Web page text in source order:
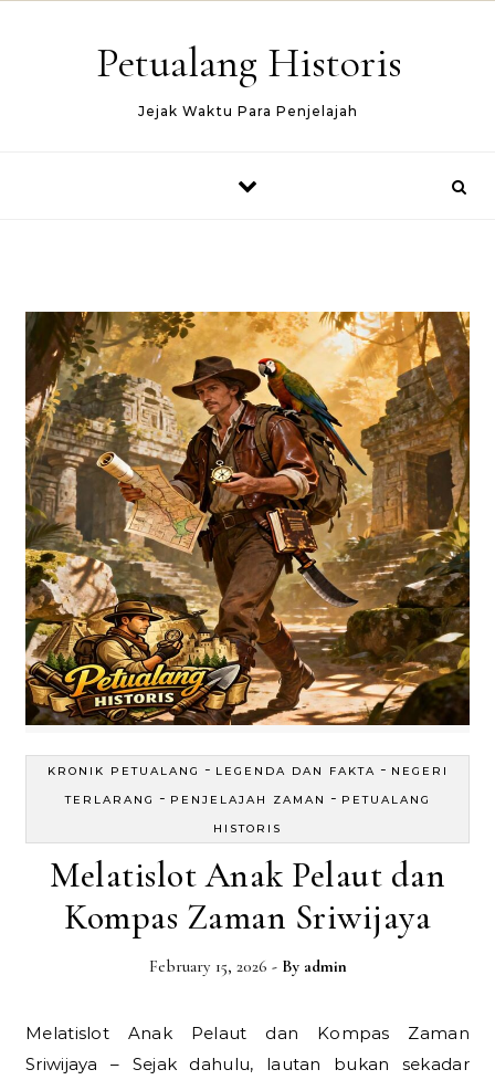
Petualang Historis
Jejak Waktu Para Penjelajah
KRONIK PETUALANG - LEGENDA DAN FAKTA - NEGERI
TERLARANG
- PENJELAJAH ZAMAN - PETUALANG
HISTORIS
Melatislot Anak Pelaut dan
Kompas Zaman Sriwijaya
February 15, 2026 - By admin
Melatislot Anak Pelaut dan Kompas Zaman
Sriwijaya – Sejak dahulu, lautan bukan sekadar